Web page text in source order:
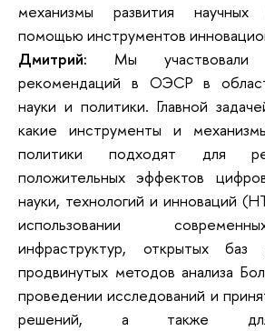
механизмы развития
помощью инструментов
Дмитрий: Мы участвовали
рекомендаций в ОЭСР в
науки и политики. Главной
какие инструменты и
политики подходят для
положительных эффектов
науки, технологий и инноваций
использовании
инфраструктур, открытых баз
продвинутых методов анализа
проведении исследований и
решений, а также для